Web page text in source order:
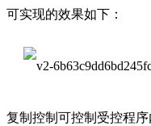
可实现的效果如下：
复制控制可控制受控程